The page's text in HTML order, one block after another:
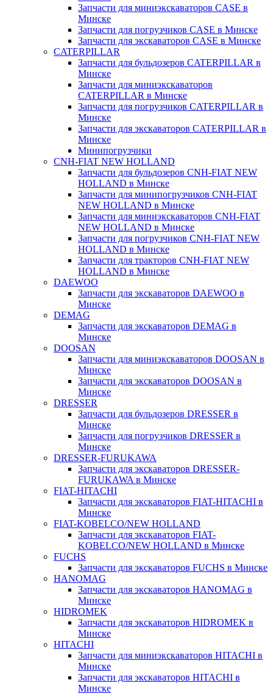
Запчасти для миниэкскаваторов CASE в
Минске
Запчасти для погрузчиков CASE в Минске
Запчасти для экскаваторов CASE в Минске
CATERPILLAR
Запчасти для бульдозеров CATERPILLAR в
Минске
Запчасти для миниэкскаваторов
CATERPILLAR в Минске
Запчасти для погрузчиков CATERPILLAR в
Минске
Запчасти для экскаваторов CATERPILLAR в
Минскe
Минипогрузчики
CNH-FIAT NEW HOLLAND
Запчасти для бульдозеров CNH-FIAT NEW
HOLLAND в Минске
Запчасти для минипогрузчиков CNH-FIAT
NEW HOLLAND в Минске
Запчасти для миниэкскаваторов CNH-FIAT
NEW HOLLAND в Минске
Запчасти для погрузчиков CNH-FIAT NEW
HOLLAND в Минске
Запчасти для тракторов CNH-FIAT NEW
HOLLAND в Минске
DAEWOO
Запчасти для экскаваторов DAEWOO в
Минске
DEMAG
Запчасти для экскаваторов DEMAG в
Минске
DOOSAN
Запчасти для миниэкскаваторов DOOSAN в
Минске
Запчасти для экскаваторов DOOSAN в
Минске
DRESSER
Запчасти для бульдозеров DRESSER в
Минске
Запчасти для погрузчиков DRESSER в
Минске
DRESSER-FURUKAWA
Запчасти для экскаваторов DRESSER-
FURUKAWA в Минске
FIAT-HITACHI
Запчасти для экскаваторов FIAT-HITACHI в
Минске
FIAT-KOBELCO/NEW HOLLAND
Запчасти для экскаваторов FIAT-
KOBELCO/NEW HOLLAND в Минске
FUCHS
Запчасти для экскаваторов FUCHS в Минске
HANOMAG
Запчасти для экскаваторов HANOMAG в
Минске
HIDROMEK
Запчасти для экскаваторов HIDROMEK в
Минске
HITACHI
Запчасти для миниэкскаваторов HITACHI в
Минске
Запчасти для экскаваторов HITACHI в
Минске